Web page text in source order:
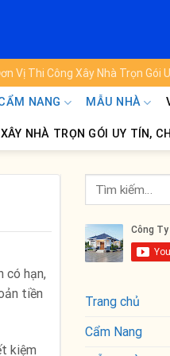
Vị Thi Công Xây Nhà Trọn Gói
NANG MẪU NHÀ
NHÀ TRỌN GÓI UY TÍN,
có hạn,
tiền
kiệm
Trang chủ
Cẩm Nang